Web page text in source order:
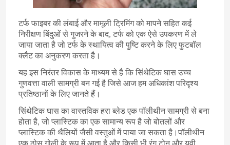
टर्फ फाइबर की लंबाई और मामूली ट्रिमिंग को मापने सहित कई
निरीक्षण बिंदुओं से गुजरने के बाद, टर्फ को एक ऐसे उपकरण में ले
जाया जाता है जो टर्फ के स्थायित्व की पुष्टि करने के लिए फुटबॉल
क्लैट का अनुकरण करता है।
यह इस निरंतर विकास के माध्यम से है कि सिंथेटिक घास उच्च
गुणवत्ता वाली सामग्री बन गई है जिसे आज हम अधिकांश परिदृश्य
प्रतिष्ठानों के लिए जानते हैं।
सिंथेटिक घास का वास्तविक हरा ब्लेड एक पॉलीथीन सामग्री से बना
होता है, जो प्लास्टिक का एक सामान्य रूप है जो बोतलों और
प्लास्टिक की थैलियों जैसी वस्तुओं में पाया जा सकता है।पॉलीथीन